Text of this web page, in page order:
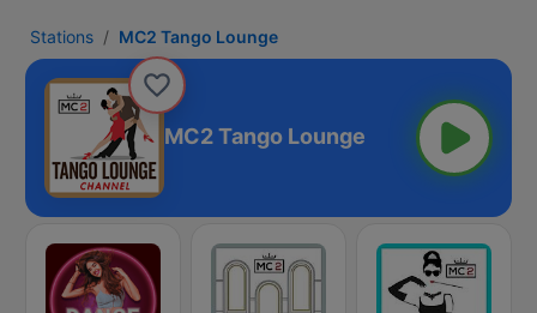
Stations MC2 Tango Lounge
MC2 Tango Lounge